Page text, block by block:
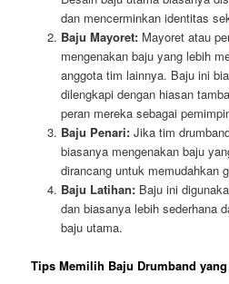
dan mencerminkan identitas
Baju Mayoret:Mayoret atau
mengenakan baju yang lebih
anggota tim lainnya. Baju ini
dilengkapi dengan hiasan
peran mereka sebagai
Baju Penari:Jika tim
biasanya mengenakan baju
dirancang untuk memudahkan
Baju Latihan:Baju ini
dan biasanya lebih sederhana
baju utama.
Tips Memilih Baju Drumband yang